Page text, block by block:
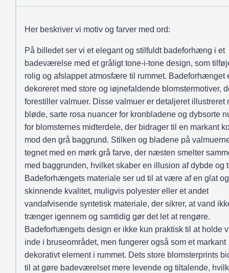
Her beskriver vi motiv og farver med ord:
På billedet ser vi et elegant og stilfuldt badeforhæng i et
badeværelse med et gråligt tone-i-tone design, som
rolig og afslappet atmosfære til rummet. Badeforhænget
dekoreret med store og iøjnefaldende blomstermotiver,
forestiller valmuer. Disse valmuer er detaljeret illustreret
bløde, sarte rosa nuancer for kronbladene og dybsorte
for blomsternes midterdele, der bidrager til en markant
mod den grå baggrund. Stilken og bladene på
tegnet med en mørk grå farve, der næsten smelter
med baggrunden, hvilket skaber en illusion af dybde og
Badeforhængets materiale ser ud til at være af en glat og
skinnende kvalitet, muligvis polyester eller et andet
vandafvisende syntetisk materiale, der sikrer, at vand
trænger igennem og samtidig gør det let at rengøre.
Badeforhængets design er ikke kun praktisk til at holde
inde i bruseområdet, men fungerer også som et markant
dekorativt element i rummet. Dets store blomsterprints
til at gøre badeværelset mere levende og tiltalende,